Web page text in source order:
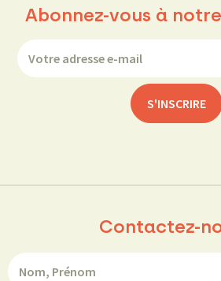
Abonnez-vous à
Contactez-